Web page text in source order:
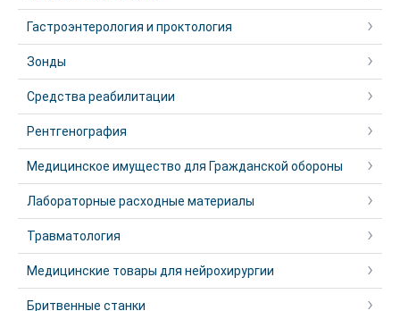
Гастроэнтерология и проктология
Зонды
Средства реабилитации
Рентгенография
Медицинское имущество для Гражданской обороны
Лабораторные расходные материалы
Травматология
Медицинские товары для нейрохирургии
Бритвенные станки